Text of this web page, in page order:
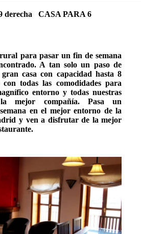
derecha CASA PARA 6
para pasar un fin de semana
A tan solo un paso de
casa con capacidad hasta 8
con todas las comodidades para
entorno y todas nuestras
mejor compañía. Pasa un
en el mejor entorno de la
y ven a disfrutar de la mejor